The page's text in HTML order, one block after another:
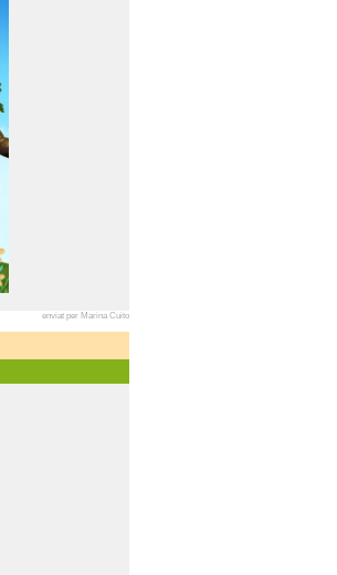
enviat per Marina Cuito